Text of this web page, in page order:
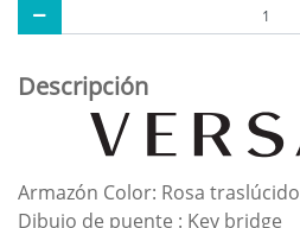
Descripción
Armazón Color: Rosa traslúcido
Dibujo de puente : Key bridge